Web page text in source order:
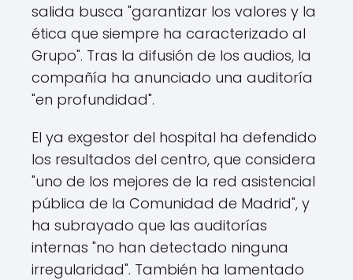
salida busca "garantizar los valores y la
ética que siempre ha caracterizado al
Grupo". Tras la difusión de los audios, la
compañía ha anunciado una auditoría
"en profundidad".
El ya exgestor del hospital ha defendido
los resultados del centro, que considera
"uno de los mejores de la red asistencial
pública de la Comunidad de Madrid", y
ha subrayado que las auditorías
internas "no han detectado ninguna
irregularidad". También ha lamentado